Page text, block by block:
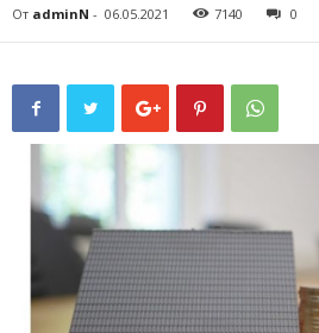
От adminN - 06.05.2021 7140 0